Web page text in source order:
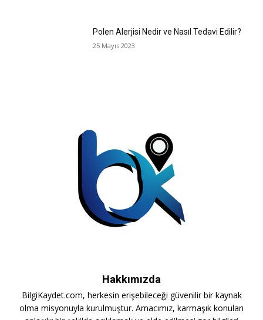
Polen Alerjisi Nedir ve Nasıl Tedavi Edilir?
25 Mayıs 2023
Hakkımızda
BilgiKaydet.com, herkesin erişebileceği güvenilir bir kaynak
olma misyonuyla kurulmuştur. Amacımız, karmaşık konuları